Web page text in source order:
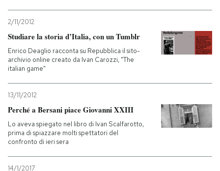
2/11/2012
Studiare la storia d’Italia, con un Tumblr
Enrico Deaglio racconta su Repubblica il sito-
archivio online creato da Ivan Carozzi, "The
italian game"
13/11/2012
Perché a Bersani piace Giovanni XXIII
Lo aveva spiegato nel libro di Ivan Scalfarotto,
prima di spiazzare molti spettatori del
confronto di ieri sera
14/1/2017